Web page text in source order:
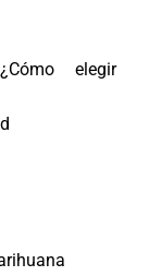
elegir